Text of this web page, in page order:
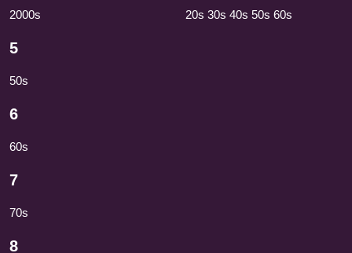
2000s 20s 30s 40s 50s 60s
5
50s
6
60s
7
70s
8